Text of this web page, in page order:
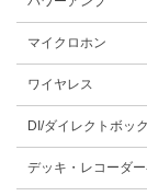
マイクロホン
ワイヤレス
DI/ダイレクトボッ
デッキ・レコーダ